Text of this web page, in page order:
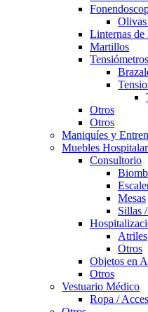
Linternas
Martillos
Tensiómetros
Otros
Otros
Maniquíes y
Muebles
Consultorio
Mesas
Sillas
Atriles
Otros
Objetos en
Otros
Vestuario Médico
Ropa /